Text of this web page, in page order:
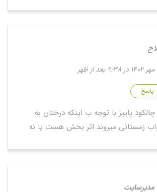
پاسخ
چالکود پاییز با توجه ب اینکه درختان به
زمستانی میروند اثر بخش هست یا نه
مدیرسایت